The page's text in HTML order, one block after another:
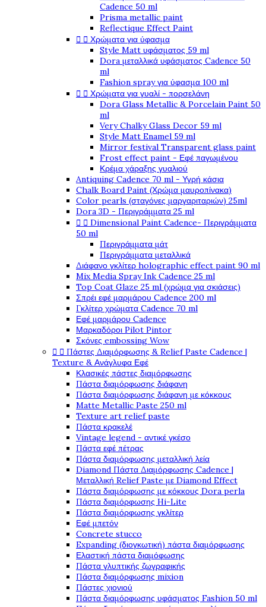
Cadence 50 ml
Prisma metallic paint
Reflectique Effect Paint
  Χρώματα για ύφασμα
Style Matt υφάσματος 59 ml
Dora μεταλλικά υφάσματος Cadence 50
ml
Fashion spray για ύφασμα 100 ml
  Χρώματα για γυαλί - πορσελάνη
Dora Glass Metallic & Porcelain Paint 50
ml
Very Chalky Glass Decor 59 ml
Style Matt Enamel 59 ml
Mirror festival Transparent glass paint
Frost effect paint - Εφέ παγωμένου
Κρέμα χάραξης γυαλιού
Antiquing Cadence 70 ml - Υγρή κάσια
Chalk Board Paint (Χρώμα μαυροπίνακα)
Color pearls (σταγόνες μαργαριταριών) 25ml
Dora 3D - Περιγράμματα 25 ml
  Dimensional Paint Cadence- Περιγράμματα
50 ml
Περιγράμματα μάτ
Περιγράμματα μεταλλικά
Διάφανο γκλίτερ holographic effect paint 90 ml
Mix Media Spray Ink Cadence 25 ml
Top Coat Glaze 25 ml (χρώμα για σκιάσεις)
Σπρέι εφέ μαρμάρου Cadence 200 ml
Γκλίτερ χρώματα Cadence 70 ml
Εφέ μαρμάρου Cadence
Μαρκαδόροι Pilot Pintor
Σκόνες embossing Wow
  Πάστες Διαμόρφωσης & Relief Paste Cadence |
Texture & Ανάγλυφα Εφέ
Κλασικές πάστες διαμόρφωσης
Πάστα διαμόρφωσης διάφανη
Πάστα διαμόρφωσης διάφανη με κόκκους
Matte Metallic Paste 250 ml
Texture art relief paste
Πάστα κρακελέ
Vintage legend - αντικέ γκέσο
Πάστα εφέ πέτρας
Πάστα διαμόρφωσης μεταλλική λεία
Diamond Πάστα Διαμόρφωσης Cadence |
Μεταλλική Relief Paste με Diamond Effect
Πάστα διαμόρφωσης με κόκκους Dora perla
Πάστα διαμόρφωσης Hi-Lite
Πάστα διαμόρφωσης γκλίτερ
Εφέ μπετόν
Concrete stucco
Expanding (διογκωτική) πάστα διαμόρφωσης
Ελαστική πάστα διαμόφωσης
Πάστα γλυπτικής ζωγραφικής
Πάστα διαμόρφωσης mixion
Πάστες χιονιού
Πάστα διαμόρφωσης υφάσματος Fashion 50 ml